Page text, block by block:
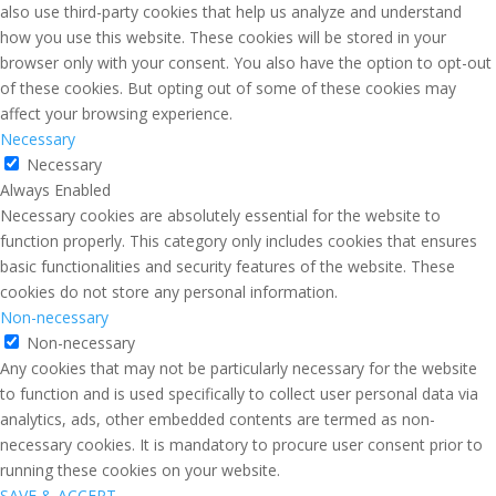
also use third-party cookies that help us analyze and understand
how you use this website. These cookies will be stored in your
browser only with your consent. You also have the option to opt-out
of these cookies. But opting out of some of these cookies may
affect your browsing experience.
Necessary
Necessary
Always Enabled
Necessary cookies are absolutely essential for the website to
function properly. This category only includes cookies that ensures
basic functionalities and security features of the website. These
cookies do not store any personal information.
Non-necessary
Non-necessary
Any cookies that may not be particularly necessary for the website
to function and is used specifically to collect user personal data via
analytics, ads, other embedded contents are termed as non-
necessary cookies. It is mandatory to procure user consent prior to
running these cookies on your website.